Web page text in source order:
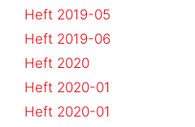
Heft 2019-05
Heft 2019-06
Heft 2020
Heft 2020-01
Heft 2020-01